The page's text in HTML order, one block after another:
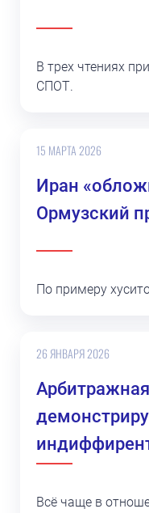
В трех чтениях
СПОТ.
15 МАРТА 2026
Иран
Ормузский
По примеру
26 ЯНВАРЯ 2026
Всё чаще в